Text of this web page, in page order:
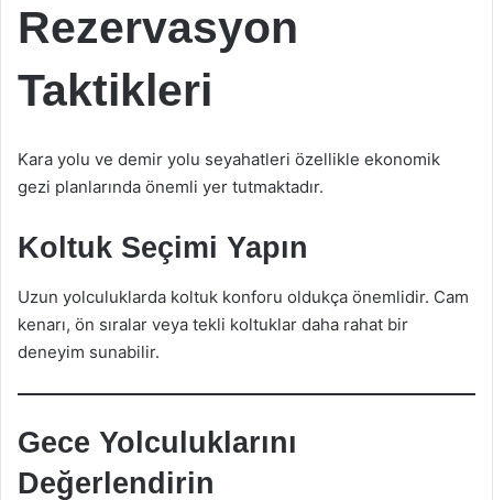
Rezervasyon
Taktikleri
Kara yolu ve demir yolu seyahatleri özellikle ekonomik
gezi planlarında önemli yer tutmaktadır.
Koltuk Seçimi Yapın
Uzun yolculuklarda koltuk konforu oldukça önemlidir. Cam
kenarı, ön sıralar veya tekli koltuklar daha rahat bir
deneyim sunabilir.
Gece Yolculuklarını
Değerlendirin